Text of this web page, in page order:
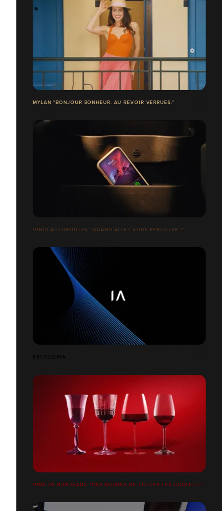
MYLAN "BONJOUR BONHEUR. AU REVOIR VERRUES."
VINCI AUTOROUTES "QUAND ALLEZ-VOUS PERCUTER ?"
EXCELLERIA
VINS DE BORDEAUX "DES ROUGES DE TOUTES LES COULEURS"